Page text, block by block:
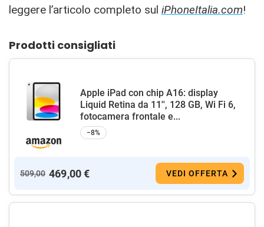
leggere l’articolo completo sul iPhoneItalia.com!
Prodotti consigliati
Apple iPad con chip A16: display
Liquid Retina da 11'', 128 GB, Wi Fi 6,
fotocamera frontale e...
−8%
509,00 469,00 € VEDI OFFERTA